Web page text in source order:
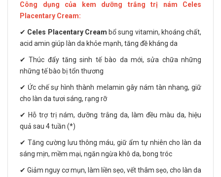
Công dụng của kem dưỡng trắng trị nám Celes
Placentary Cream:
✔ Celes Placentary Cream bổ sung vitamin, khoáng chất,
acid amin giúp làn da khỏe mạnh, tăng đề kháng da
✔ Thúc đẩy tăng sinh tế bào da mới, sửa chữa những
những tế bào bị tổn thương
✔ Ức chế sự hình thành melamin gây nám tàn nhang, giữ
cho làn da tươi sáng, rạng rỡ
✔ Hỗ trợ trị nám, dưỡng trắng da, làm đều màu da, hiệu
quả sau 4 tuần (*)
✔ Tăng cường lưu thông máu, giữ ẩm tự nhiên cho làn da
sáng mịn, mềm mại, ngăn ngừa khô da, bong tróc
✔ Giảm nguy cơ mụn, làm liền sẹo, vết thâm sẹo, cho làn da